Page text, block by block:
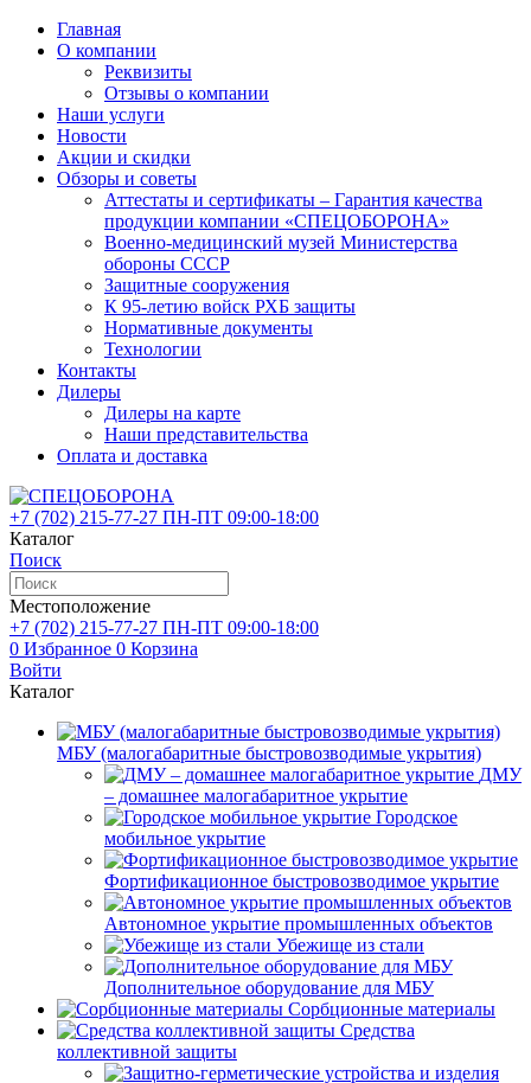
Главная
О компании
Реквизиты
Отзывы о компании
Наши услуги
Новости
Акции и скидки
Обзоры и советы
Аттестаты и сертификаты – Гарантия качества
продукции компании «СПЕЦОБОРОНА»
Военно-медицинский музей Министерства
обороны СССР
Защитные сооружения
К 95-летию войск РХБ защиты
Нормативные документы
Технологии
Контакты
Дилеры
Дилеры на карте
Наши представительства
Оплата и доставка
+7 (702) 215-77-27 ПН-ПТ 09:00-18:00
Каталог
Поиск
Местоположение
+7 (702) 215-77-27 ПН-ПТ 09:00-18:00
0 Избранное 0 Корзина
Войти
Каталог
МБУ (малогабаритные быстровозводимые укрытия)
ДМУ
– домашнее малогабаритное укрытие
Городское
мобильное укрытие
Фортификационное быстровозводимое укрытие
Автономное укрытие промышленных объектов
Убежище из стали
Дополнительное оборудование для МБУ
Сорбционные материалы
Средства
коллективной защиты